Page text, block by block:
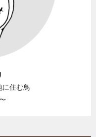
に住む鳥